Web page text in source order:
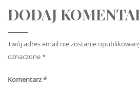
DODAJ
Twój adres email nie zostanie
oznaczone*
Komentarz*